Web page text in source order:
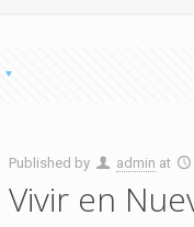
Published by admin at
Vivir en